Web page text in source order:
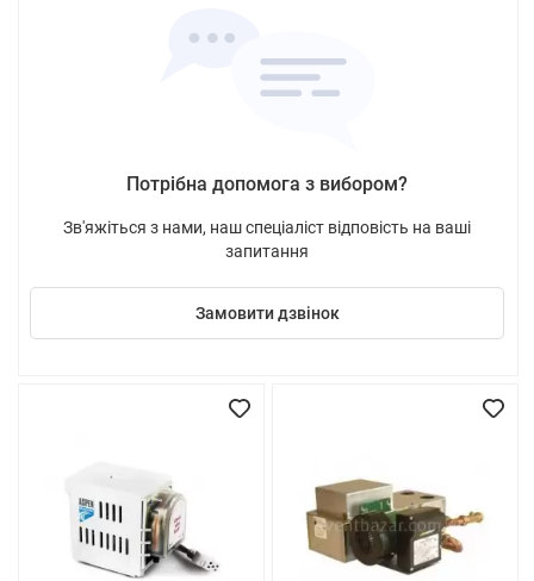
Потрібна допомога з вибором?
Зв'яжіться з нами, наш спеціаліст відповість на ваші
запитання
Замовити дзвінок